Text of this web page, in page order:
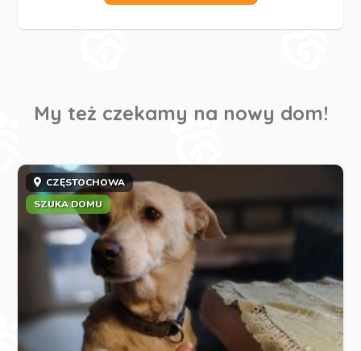
My też czekamy na nowy dom!
CZĘSTOCHOWA
SZUKA DOMU